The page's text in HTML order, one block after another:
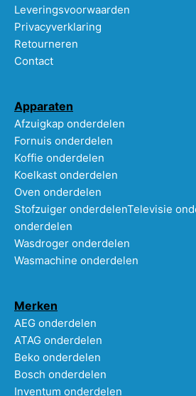
Leveringsvoorwaarden
Privacyverklaring
Retourneren
Contact
Apparaten
Afzuigkap onderdelen
Fornuis onderdelen
Koffie onderdelen
Koelkast onderdelen
Oven onderdelen
Stofzuiger onderdelenTelevisie
onderdelen
Wasdroger onderdelen
Wasmachine onderdelen
Merken
AEG onderdelen
ATAG onderdelen
Beko onderdelen
Bosch onderdelen
Inventum onderdelen